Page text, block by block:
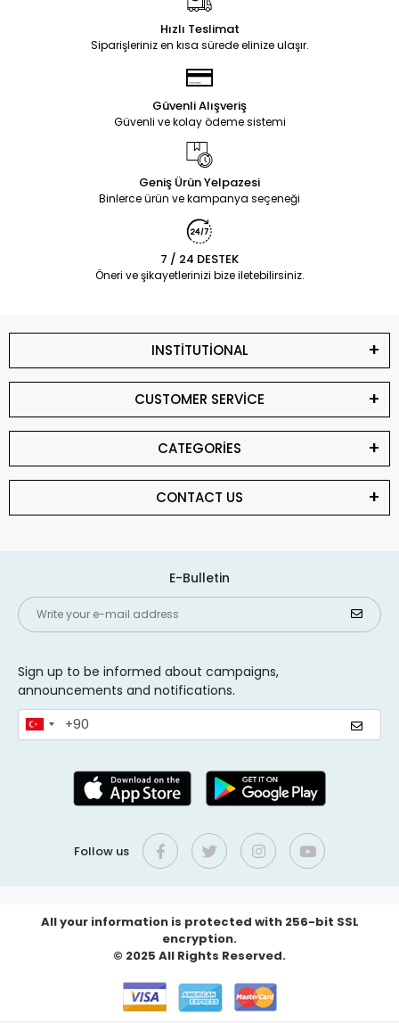
Hızlı Teslimat
Siparişleriniz en kısa sürede elinize ulaşır.
Güvenli Alışveriş
Güvenli ve kolay ödeme sistemi
Geniş Ürün Yelpazesi
Binlerce ürün ve kampanya seçeneği
7 / 24 DESTEK
Öneri ve şikayetlerinizi bize iletebilirsiniz.
INSTİTUTİONAL
CUSTOMER SERVİCE
CATEGORİES
CONTACT US
E-Bulletin
Sign up to be informed about campaigns,
announcements and notifications.
Follow us
All your information is protected with 256-bit SSL
encryption.
© 2025 All Rights Reserved.